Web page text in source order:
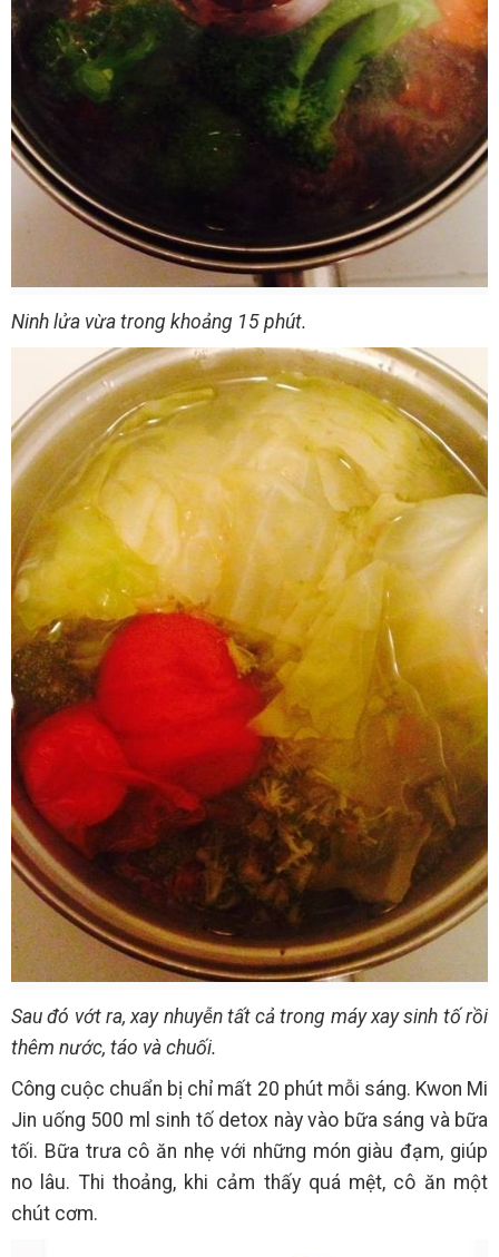
Ninh lửa vừa trong khoảng 15 phút.
Sau đó vớt ra, xay nhuyễn tất cả trong máy xay sinh tố rồi
thêm nước, táo và chuối.
Công cuộc chuẩn bị chỉ mất 20 phút mỗi sáng. Kwon Mi
Jin uống 500 ml sinh tố detox này vào bữa sáng và bữa
tối. Bữa trưa cô ăn nhẹ với những món giàu đạm, giúp
no lâu. Thi thoảng, khi cảm thấy quá mệt, cô ăn một
chút cơm.